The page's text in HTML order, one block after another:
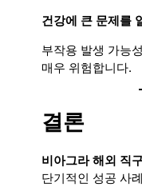
건강에 큰 문제를
부작용 발생 가능
매우 위험합니다.
결론
비아그라 해외 직
단기적인 성공 사